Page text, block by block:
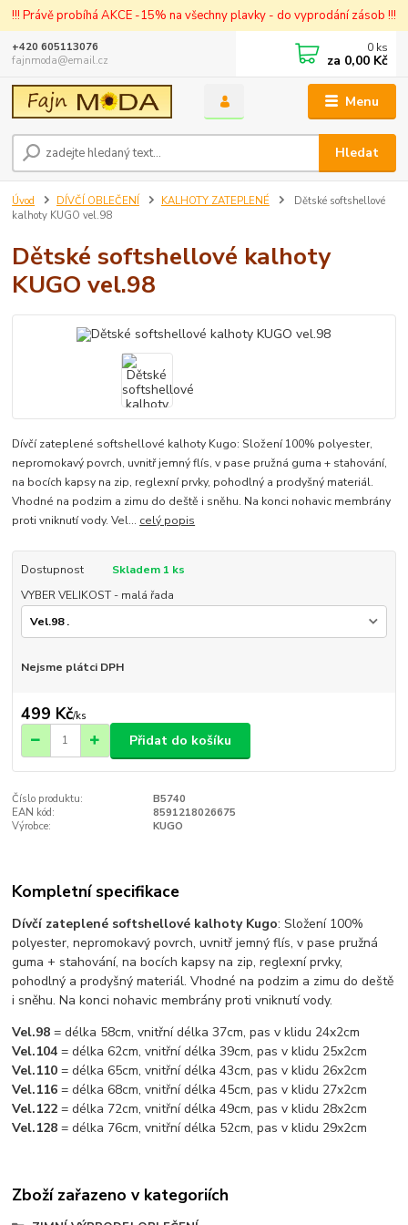
!!! Právě probíhá AKCE -15% na všechny plavky - do vyprodání zásob !!!
Menu
Hledat
+420 605113076
fajnmoda@email.cz
0 ks
za 0,00 Kč
Úvod DÍVČÍ OBLEČENÍ KALHOTY ZATEPLENÉ
Dětské softshellové
kalhoty KUGO vel.98
Dětské softshellové kalhoty
KUGO vel.98
Dívčí zateplené softshellové kalhoty Kugo: Složení 100% polyester,
nepromokavý povrch, uvnitř jemný flís, v pase pružná guma + stahování,
na bocích kapsy na zip, reglexní prvky, pohodlný a prodyšný materiál.
Vhodné na podzim a zimu do deště i sněhu. Na konci nohavic membrány
proti vniknutí vody. Vel... celý popis
Dostupnost
Skladem 1 ks
VYBER VELIKOST - malá řada
Nejsme plátci DPH
499 Kč/ks
Přidat do košíku
Číslo produktu:
B5740
EAN kód:
8591218026675
Výrobce:
KUGO
Kompletní specifikace
Dívčí zateplené softshellové kalhoty Kugo: Složení 100%
polyester, nepromokavý povrch, uvnitř jemný flís, v pase pružná
guma + stahování, na bocích kapsy na zip, reglexní prvky,
pohodlný a prodyšný materiál. Vhodné na podzim a zimu do deště
i sněhu. Na konci nohavic membrány proti vniknutí vody.
Vel.98 = délka 58cm, vnitřní délka 37cm, pas v klidu 24x2cm
Vel.104 = délka 62cm, vnitřní délka 39cm, pas v klidu 25x2cm
Vel.110 = délka 65cm, vnitřní délka 43cm, pas v klidu 26x2cm
Vel.116 = délka 68cm, vnitřní délka 45cm, pas v klidu 27x2cm
Vel.122 = délka 72cm, vnitřní délka 49cm, pas v klidu 28x2cm
Vel.128 = délka 76cm, vnitřní délka 52cm, pas v klidu 29x2cm
Zboží zařazeno v kategoriích